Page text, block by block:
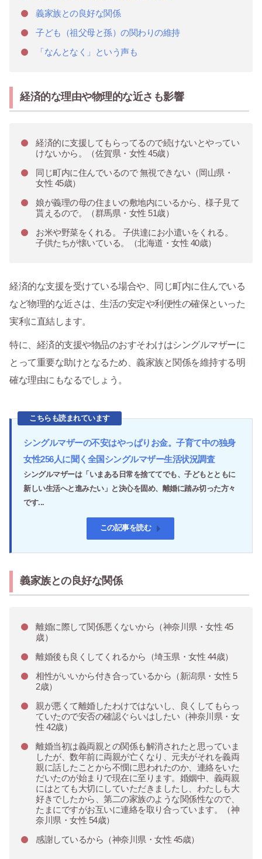
義家族との良好な関係
子ども（祖父母と孫）の関わりの維持
「なんとなく」という声も
経済的な理由や物理的な近さも影響
経済的に支援してもらってるので続けないとやってい
けないから。（佐賀県・女性 45歳）
同じ町内に住んでいるので 無視できない（岡山県・
女性 45歳）
娘が義理の母の住まいの敷地内にいるから、様子見て
貰えるので。（群馬県・女性 51歳）
お米や野菜をくれる。 子供達にお小遣いをくれる。
子供たちが懐いている。（北海道・女性 40歳）
経済的な支援を受けている場合や、同じ町内に住んでいる
など物理的な近さは、生活の安定や利便性の確保といった
実利に直結します。
特に、経済的支援や物品のおすそわけはシングルマザーに
とって重要な助けとなるため、義家族と関係を維持する明
確な理由にもなるでしょう。
こちらも読まれています
シングルマザーの不安はやっぱりお金。子育て中の独身
女性256人に聞く全国シングルマザー生活状況調査
シングルマザーは「いまある日常を捨ててでも、子どもとともに
新しい生活へと進みたい」と決心を固め、離婚に踏み切った方々
です...
この記事を読む
義家族との良好な関係
離婚に際して関係悪くないから（神奈川県・女性 45
歳）
離婚後も良くしてくれるから（埼玉県・女性 44歳）
相性がいいから付き合っているから（新潟県・女性 5
2歳）
親が悪くて離婚したわけではないし、良くしてもらっ
ていたので安否の確認ぐらいはしたい（神奈川県・女
性 42歳）
離婚当初は義両親との関係も解消されたと思っていま
したが、数年前に両親が亡くなり、元夫がそれを義両
親に話したことから不憫に思われたのか、連絡をいた
だいたのが始まりで現在に至ります。婚姻中、義両親
にはとても大切にしていただきましたし、わたしも大
好きでしたから、第二の家族のような関係性なので、
たまにですがお互いに連絡を取り合っています。（神
奈川県・女性 54歳）
感謝しているから（神奈川県・女性 45歳）